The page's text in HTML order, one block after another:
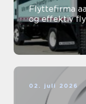
Flyttefirma aarhus sådan får
og effektiv
02. juli 2026